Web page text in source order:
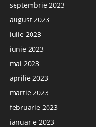
septembrie 2023
august 2023
iulie 2023
iunie 2023
mai 2023
aprilie 2023
martie 2023
februarie 2023
ianuarie 2023